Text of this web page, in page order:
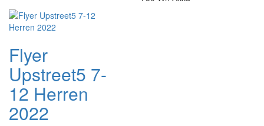
Flyer
Upstreet5 7-
12 Herren
2022